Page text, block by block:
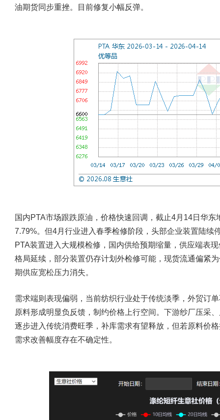
油期货同步重挫。目前修复小幅反弹。
国内PTA市场跟跌原油，价格快速回调，截止4月14日华
7.79%。但4月行业进入春季检修阶段，头部企业装置陆续
PTA装置进入大规模检修，国内供给预期缩量，供应端表
格局延续，部分装置仍存计划外检修可能，现货流通偏紧
期供应宽松压力消失。
需求端则表现偏弱，当前纺织行业处于传统淡季，外贸订
原料形成明显负反馈，制约价格上行空间。下游纱厂压采
逐步进入传统消费旺季，补库需求有望释放，但若原料价
需求改善幅度存在不确定性。